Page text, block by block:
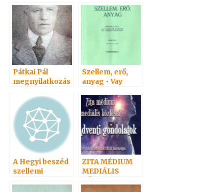
Pátkai Pál
megnyilatkozás
Szellem, erő,
anyag • Vay
A Hegyi beszéd
szellemi
ZITA MÉDIUM
MEDIÁLIS